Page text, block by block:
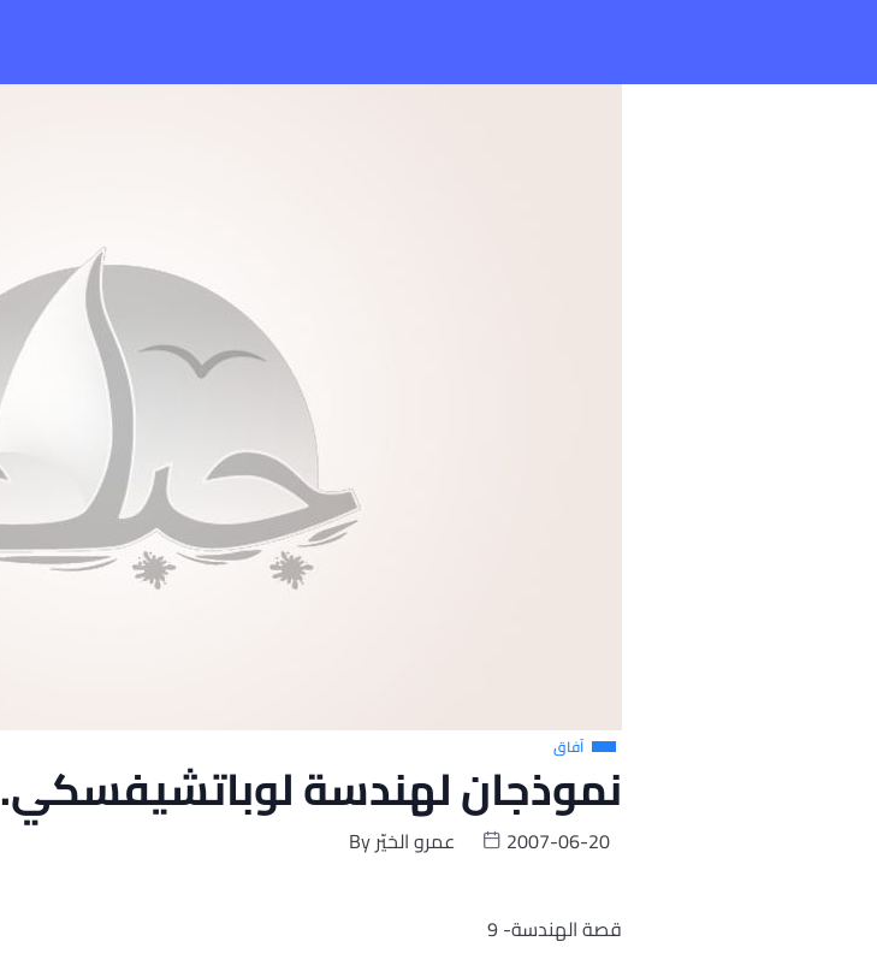
آفاق
نموذجان لهندسة لوباتشيفسكي.
Byعمرو الخيّر 2007-06-20
قصة الهندسة- 9